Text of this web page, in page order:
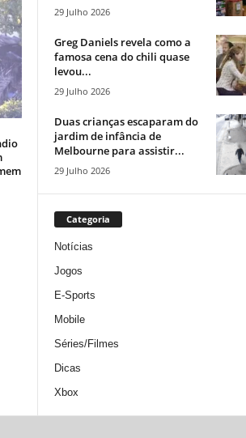
29 Julho 2026
Greg Daniels revela como a
famosa cena do chili quase
levou...
29 Julho 2026
Duas crianças escaparam do
jardim de infância de
Melbourne para assistir...
29 Julho 2026
Categoria
Notícias
Jogos
E-Sports
Mobile
Séries/Filmes
Dicas
Xbox